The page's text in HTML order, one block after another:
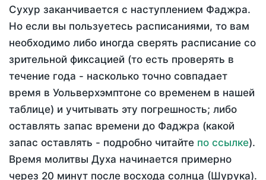
Сухур заканчивается с наступлением Фаджра.
Но если вы пользуетесь расписаниями, то вам
необходимо либо иногда сверять расписание со
зрительной фиксацией (то есть проверять в
течение года - насколько точно совпадает
время в Уольверхэмптоне со временем в нашей
таблице) и учитывать эту погрешность; либо
оставлять запас времени до Фаджра (какой
запас оставлять - подробно читайте по ссылке).
Время молитвы Духа начинается примерно
через 20 минут после восхода солнца (Шурука).